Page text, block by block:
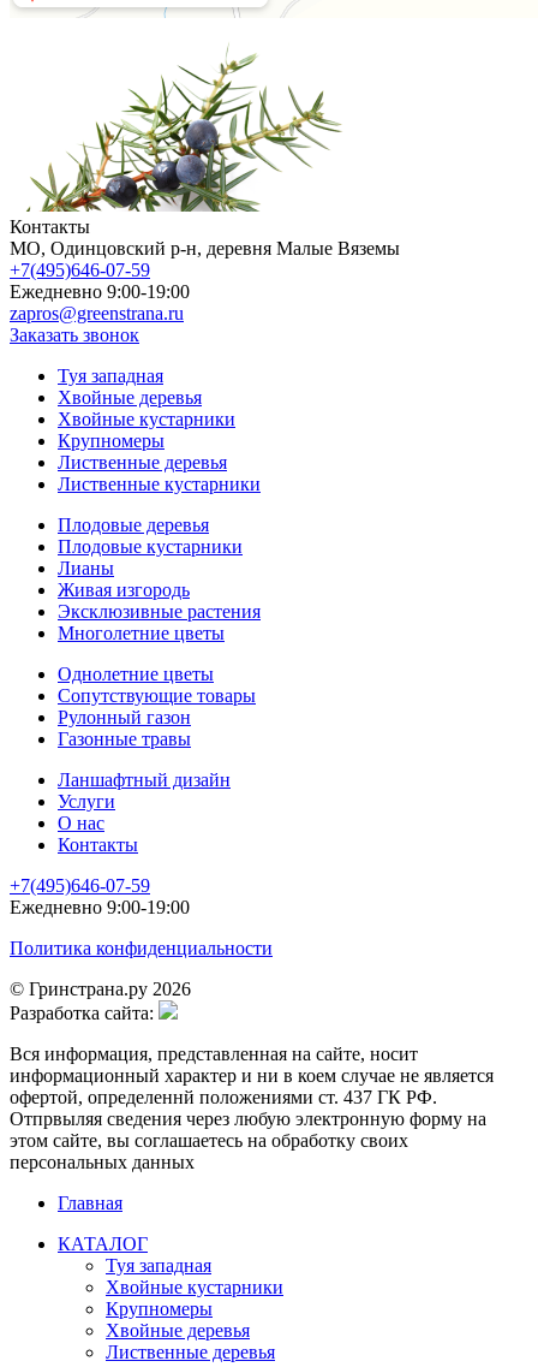
Контакты
МO, Одинцовский р-н, деревня Малые Вяземы
+7(495)646-07-59
Ежедневно 9:00-19:00
zapros@greenstrana.ru
Заказать звонок
Туя западная
Хвойные деревья
Хвойные кустарники
Крупномеры
Лиственные деревья
Лиственные кустарники
Плодовые деревья
Плодовые кустарники
Лианы
Живая изгородь
Эксклюзивные растения
Многолетние цветы
Однолетние цветы
Сопутствующие товары
Рулонный газон
Газонные травы
Ланшафтный дизайн
Услуги
О нас
Контакты
+7(495)646-07-59
Ежедневно 9:00-19:00
Политика конфиденциальности
© Гринстрана.ру 2026
Разработка сайта:
Вся информация, представленная на сайте, носит
информационный характер и ни в коем случае не является
офертой, определеннй положениями ст. 437 ГК РФ.
Отпрвыляя сведения через любую электронную форму на
этом сайте, вы соглашаетесь на обработку своих
персональных данных
Главная
КАТАЛОГ
Туя западная
Хвойные кустарники
Крупномеры
Хвойные деревья
Лиственные деревья